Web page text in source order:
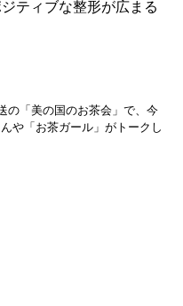
ティブな整形が広まる
の「美の国のお茶会」で、今
や「お茶ガール」がトークし